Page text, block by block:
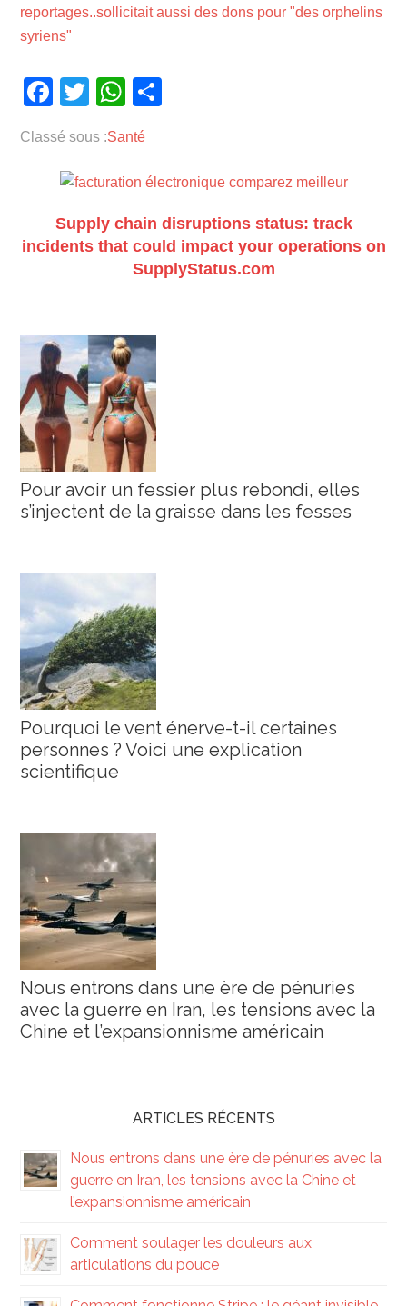
reportages..sollicitait aussi des dons pour "des orphelins
syriens"
Facebook
TwitterWhatsApp
Classé sous :Santé
Supply chain disruptions status: track
incidents that could impact your operations on
SupplyStatus.com
Pour avoir un fessier plus rebondi, elles
s’injectent de la graisse dans les fesses
Pourquoi le vent énerve-t-il certaines
personnes ? Voici une explication
scientifique
Nous entrons dans une ère de pénuries
avec la guerre en Iran, les tensions avec la
Chine et l’expansionnisme américain
ARTICLES RÉCENTS
Nous entrons dans une ère de pénuries avec la
guerre en Iran, les tensions avec la Chine et
l’expansionnisme américain
Comment soulager les douleurs aux
articulations du pouce